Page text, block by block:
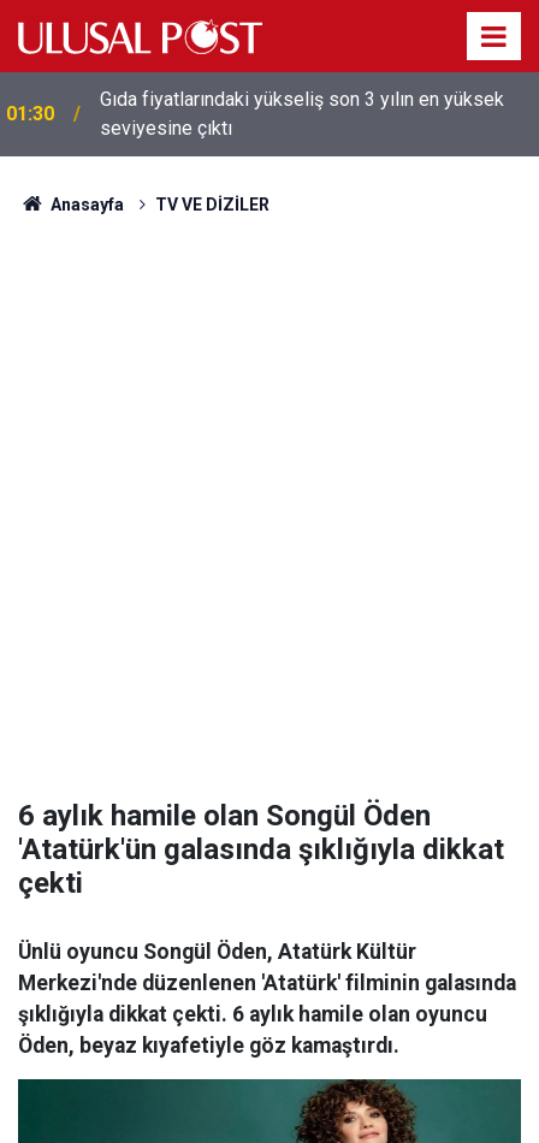
01:26
Galatasaray'dan sekiz kişi hakkında savcılığa suç
duyurusu
Anasayfa TV VE DİZİLER
6 aylık hamile olan Songül Öden
'Atatürk'ün galasında şıklığıyla dikkat
çekti
Ünlü oyuncu Songül Öden, Atatürk Kültür
Merkezi'nde düzenlenen 'Atatürk' filminin galasında
şıklığıyla dikkat çekti. 6 aylık hamile olan oyuncu
Öden, beyaz kıyafetiyle göz kamaştırdı.